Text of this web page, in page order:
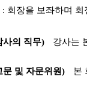
: 회장을 보좌하며
사의 직무) 강사는
문 및 자문위원) 본